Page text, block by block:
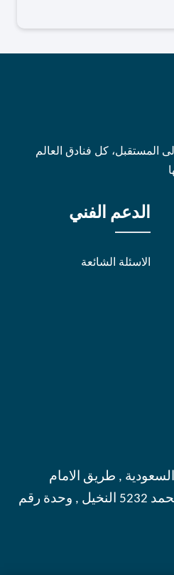
المستقبل، كل فنادق العالم
الدعم الفني
الاسئلة الشائعة
, طريق الامام
سعود بن عبدالعزيز بن محمد 5232 النخيل , وحدة رقم